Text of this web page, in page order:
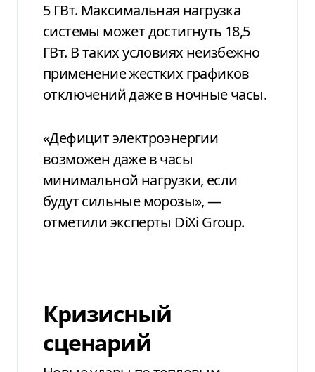
5 ГВт. Максимальная нагрузка
системы может достигнуть 18,5
ГВт. В таких условиях неизбежно
применение жестких графиков
отключений даже в ночные часы.
«Дефицит электроэнергии
возможен даже в часы
минимальной нагрузки, если
будут сильные морозы», —
отметили эксперты DiXi Group.
Кризисный
сценарий